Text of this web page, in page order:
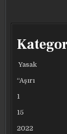
Yasak
“Aşırı
1
15
2022